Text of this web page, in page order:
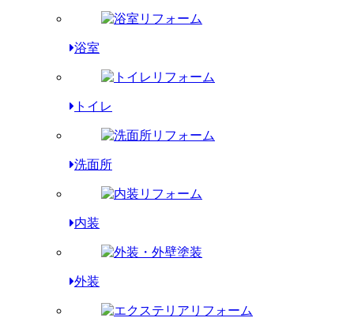
浴室
トイレ
洗面所
内装
外装